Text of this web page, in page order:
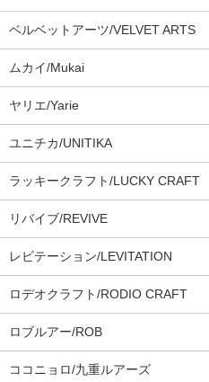
ベルベットアーツ/VELVET ARTS
ムカイ/Mukai
ヤリエ/Yarie
ユニチカ/UNITIKA
ラッキークラフト/LUCKY CRAFT
リバイブ/REVIVE
レビテーション/LEVITATION
ロデオクラフト/RODIO CRAFT
ロブルアー/ROB
ココニョロ/九重ルアーズ